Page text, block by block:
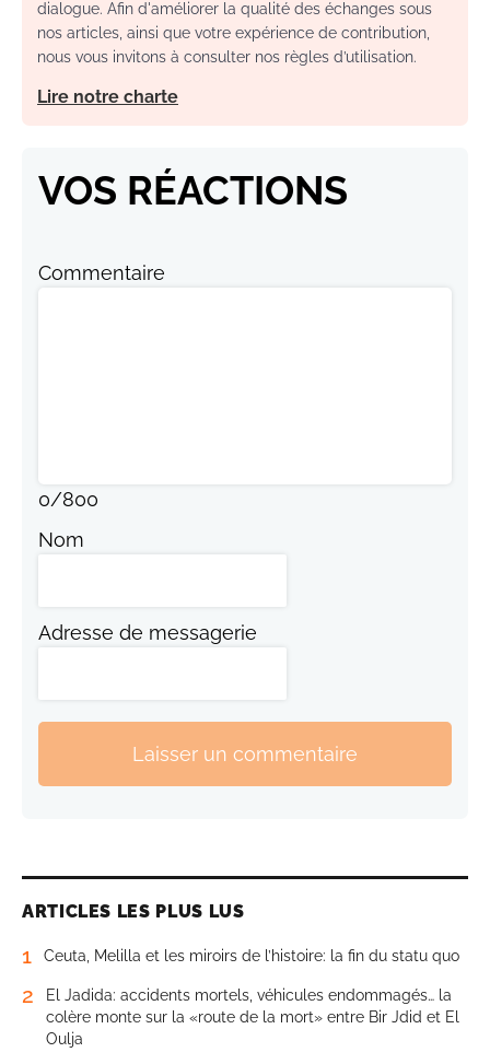
dialogue. Afin d'améliorer la qualité des échanges sous
nos articles, ainsi que votre expérience de contribution,
nous vous invitons à consulter nos règles d’utilisation.
Lire notre charte
VOS RÉACTIONS
Commentaire
0/800
Nom
Adresse de messagerie
Laisser un commentaire
ARTICLES LES PLUS LUS
1 Ceuta, Melilla et les miroirs de l’histoire: la fin du statu quo
2
El Jadida: accidents mortels, véhicules endommagés… la
colère monte sur la «route de la mort» entre Bir Jdid et El
Oulja